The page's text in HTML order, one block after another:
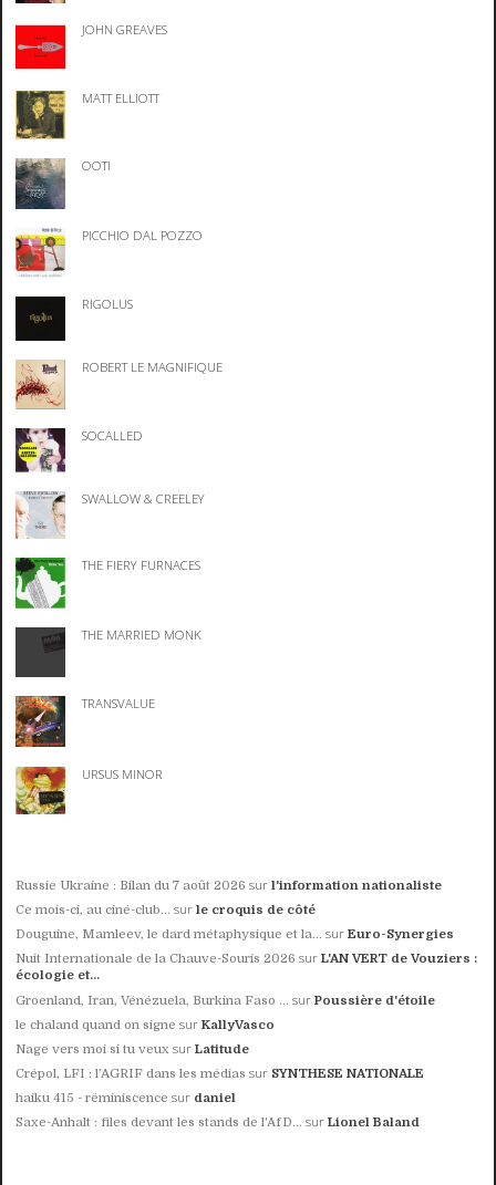
JOHN GREAVES
MATT ELLIOTT
OOTI
PICCHIO DAL POZZO
RIGOLUS
ROBERT LE MAGNIFIQUE
SOCALLED
SWALLOW & CREELEY
THE FIERY FURNACES
THE MARRIED MONK
TRANSVALUE
URSUS MINOR
Russie Ukraine : Bilan du 7 août 2026 surl'information nationaliste
Ce mois-ci, au ciné-club... surle croquis de côté
Douguine, Mamleev, le dard métaphysique et la... surEuro-Synergies
Nuit Internationale de la Chauve-Souris 2026 surL'AN VERT de Vouziers :
écologie et...
Groenland, Iran, Vénézuela, Burkina Faso ... surPoussière d'étoile
le chaland quand on signe surKallyVasco
Nage vers moi si tu veux surLatitude
Crépol, LFI : l’AGRIF dans les médias sur SYNTHESE NATIONALE
haiku 415 - réminiscence sur daniel
Saxe-Anhalt : files devant les stands de l'AfD... surLionel Baland